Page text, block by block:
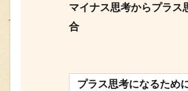
マイナス思考からプラス
合
プラス思考になるため